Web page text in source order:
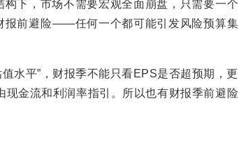
下，市场不需要宏观全面崩盘，只需要一个
报前避险——任何一个都可能引发风险预算集
水平”，财报季不能只看EPS是否超预期，更
金流和利润率指引。所以也有财报季前避险